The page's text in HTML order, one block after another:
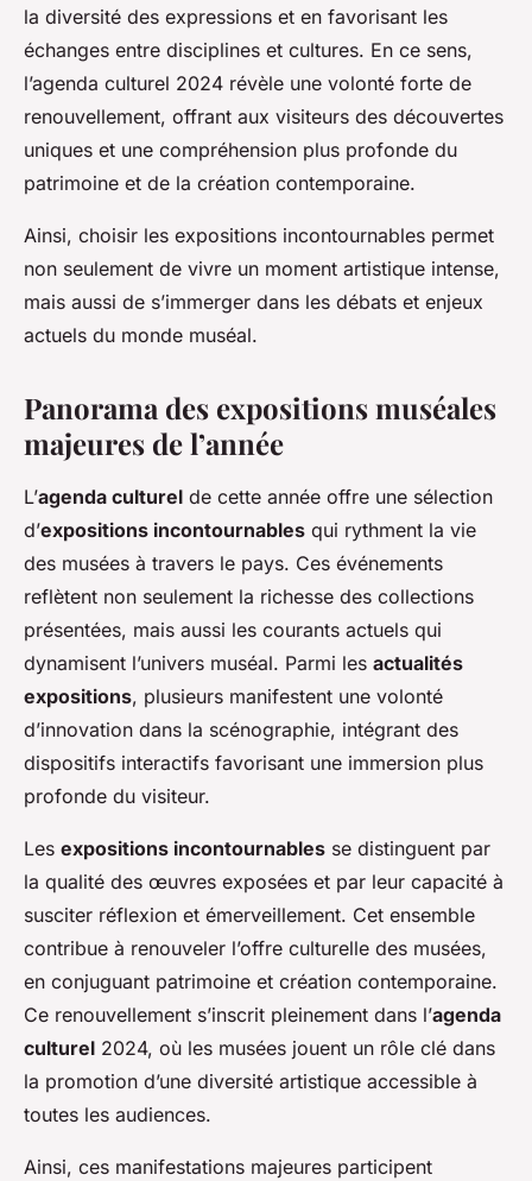
la diversité des expressions et en favorisant les
échanges entre disciplines et cultures. En ce sens,
l’agenda culturel 2024 révèle une volonté forte de
renouvellement, offrant aux visiteurs des découvertes
uniques et une compréhension plus profonde du
patrimoine et de la création contemporaine.
Ainsi, choisir les expositions incontournables permet
non seulement de vivre un moment artistique intense,
mais aussi de s’immerger dans les débats et enjeux
actuels du monde muséal.
Panorama des expositions muséales
majeures de l’année
L’agenda culturel de cette année offre une sélection
d’expositions incontournables qui rythment la vie
des musées à travers le pays. Ces événements
reflètent non seulement la richesse des collections
présentées, mais aussi les courants actuels qui
dynamisent l’univers muséal. Parmi les actualités
expositions, plusieurs manifestent une volonté
d’innovation dans la scénographie, intégrant des
dispositifs interactifs favorisant une immersion plus
profonde du visiteur.
Les expositions incontournables se distinguent par
la qualité des œuvres exposées et par leur capacité à
susciter réflexion et émerveillement. Cet ensemble
contribue à renouveler l’offre culturelle des musées,
en conjuguant patrimoine et création contemporaine.
Ce renouvellement s’inscrit pleinement dans l’agenda
culturel 2024, où les musées jouent un rôle clé dans
la promotion d’une diversité artistique accessible à
toutes les audiences.
Ainsi, ces manifestations majeures participent